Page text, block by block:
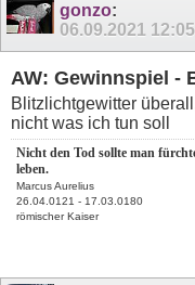
gonzo:
06.09.2021 12:05
AW: Gewinnspiel -
Blitzlichtgewitter
nicht was ich tun soll
Nicht den Tod sollte man
leben.
Marcus Aurelius
26.04.0121 - 17.03.0180
römischer Kaiser